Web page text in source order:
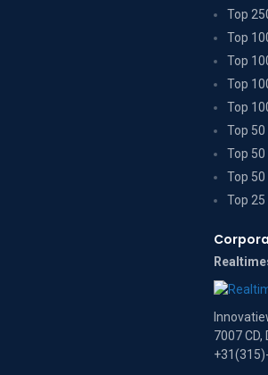
Top
Top
Top
Top
Top
Top
Top
Top
Top
7007